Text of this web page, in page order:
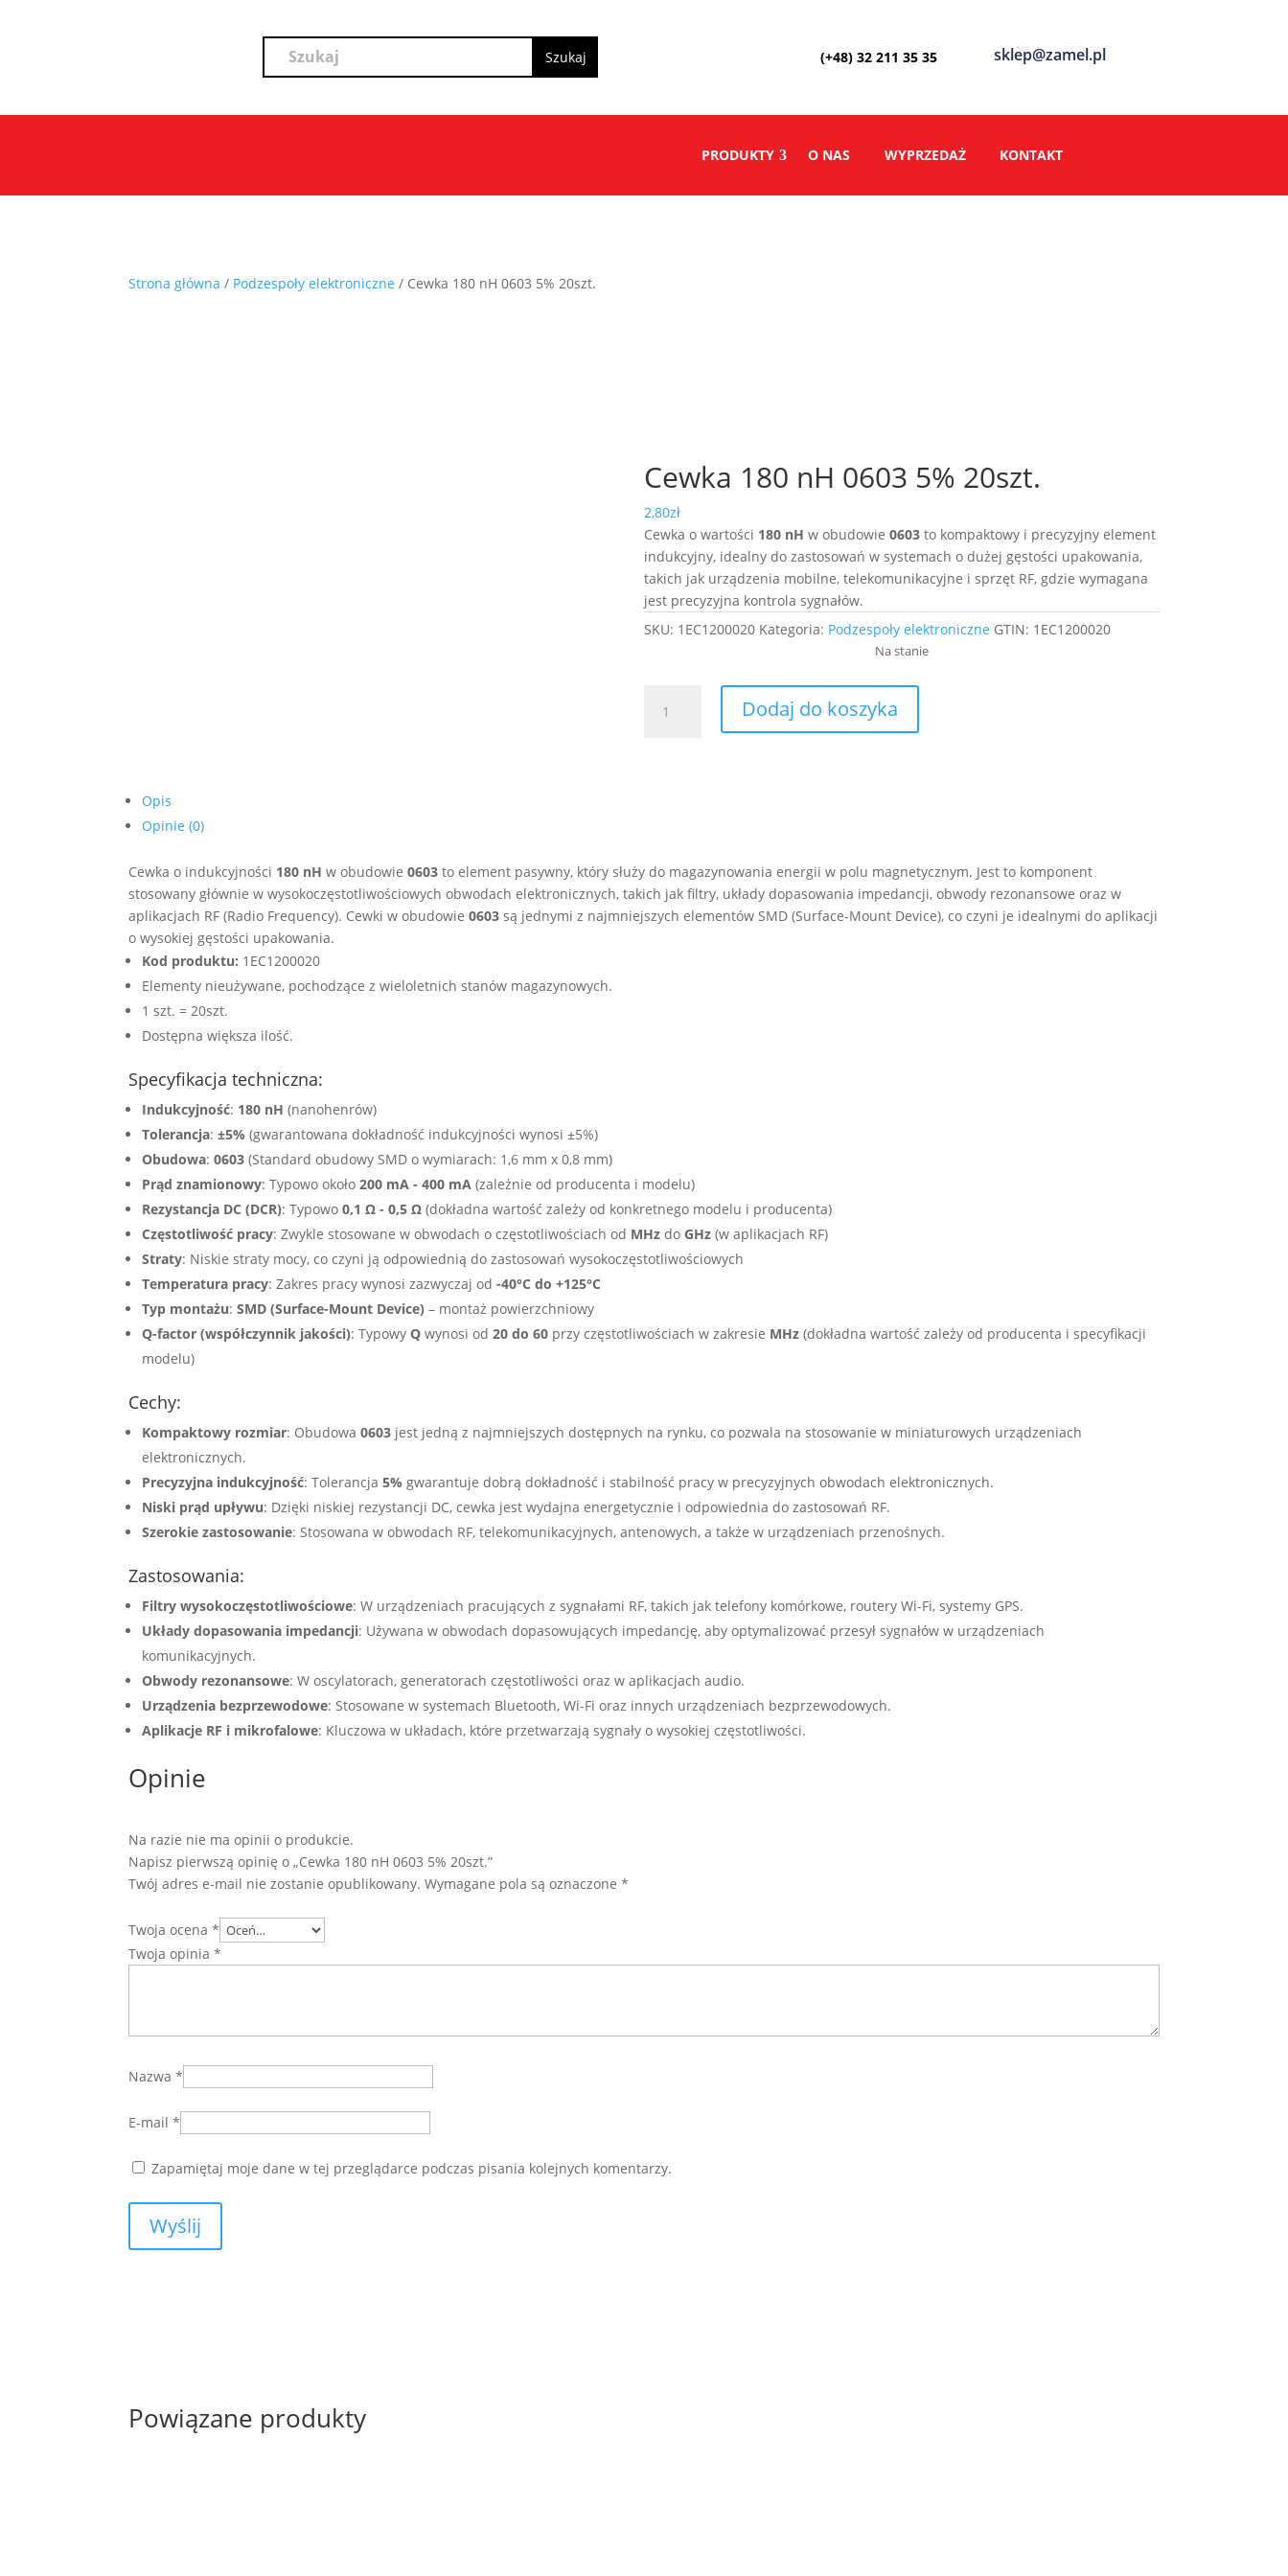
(+48) 32 211 35 35 sklep@zamel.pl
PRODUKTY O NAS WYPRZEDAŻ KONTAKT
Strona główna / Podzespoły elektroniczne / Cewka 180 nH 0603 5% 20szt.
Cewka 180 nH 0603 5% 20szt.
2,80zł
Cewka o wartości 180 nH w obudowie 0603 to kompaktowy i precyzyjny element
indukcyjny, idealny do zastosowań w systemach o dużej gęstości upakowania,
takich jak urządzenia mobilne, telekomunikacyjne i sprzęt RF, gdzie wymagana
jest precyzyjna kontrola sygnałów.
SKU: 1EC1200020 Kategoria: Podzespoły elektroniczne GTIN: 1EC1200020
Na stanie
Cewka
Dodaj do koszyka
Opis
Opinie (0)
Cewka o indukcyjności 180 nH w obudowie0603 to element pasywny, który służy do magazynowania energii w polu magnetycznym. Jest to komponent
stosowany głównie w wysokoczęstotliwościowych obwodach elektronicznych, takich jak filtry, układy dopasowania impedancji, obwody rezonansowe oraz w
aplikacjach RF (Radio Frequency). Cewki w obudowie0603 są jednymi z najmniejszych elementów SMD (Surface-Mount Device), co czyni je idealnymi do aplikacji
o wysokiej gęstości upakowania.
Kod produktu: 1EC1200020
Elementy nieużywane, pochodzące z wieloletnich stanów magazynowych.
1 szt. = 20szt.
Dostępna większa ilość.
Specyfikacja techniczna:
Indukcyjność: 180 nH (nanohenrów)
Tolerancja:±5% (gwarantowana dokładność indukcyjności wynosi ±5%)
Obudowa:0603 (Standard obudowy SMD o wymiarach: 1,6 mm x 0,8 mm)
Prąd znamionowy: Typowo około200 mA - 400 mA (zależnie od producenta i modelu)
Rezystancja DC (DCR): Typowo0,1 Ω - 0,5 Ω (dokładna wartość zależy od konkretnego modelu i producenta)
Częstotliwość pracy: Zwykle stosowane w obwodach o częstotliwościach od MHz doGHz (w aplikacjach RF)
Straty: Niskie straty mocy, co czyni ją odpowiednią do zastosowań wysokoczęstotliwościowych
Temperatura pracy: Zakres pracy wynosi zazwyczaj od-40°C do +125°C
Typ montażu:SMD (Surface-Mount Device) – montaż powierzchniowy
Q-factor (współczynnik jakości): TypowyQ wynosi od20 do 60 przy częstotliwościach w zakresie MHz (dokładna wartość zależy od producenta i specyfikacji
modelu)
Cechy:
Kompaktowy rozmiar: Obudowa0603 jest jedną z najmniejszych dostępnych na rynku, co pozwala na stosowanie w miniaturowych urządzeniach
elektronicznych.
Precyzyjna indukcyjność: Tolerancja5% gwarantuje dobrą dokładność i stabilność pracy w precyzyjnych obwodach elektronicznych.
Niski prąd upływu: Dzięki niskiej rezystancji DC, cewka jest wydajna energetycznie i odpowiednia do zastosowań RF.
Szerokie zastosowanie: Stosowana w obwodach RF, telekomunikacyjnych, antenowych, a także w urządzeniach przenośnych.
Zastosowania:
Filtry wysokoczęstotliwościowe: W urządzeniach pracujących z sygnałami RF, takich jak telefony komórkowe, routery Wi-Fi, systemy GPS.
Układy dopasowania impedancji: Używana w obwodach dopasowujących impedancję, aby optymalizować przesył sygnałów w urządzeniach
komunikacyjnych.
Obwody rezonansowe: W oscylatorach, generatorach częstotliwości oraz w aplikacjach audio.
Urządzenia bezprzewodowe: Stosowane w systemach Bluetooth, Wi-Fi oraz innych urządzeniach bezprzewodowych.
Aplikacje RF i mikrofalowe: Kluczowa w układach, które przetwarzają sygnały o wysokiej częstotliwości.
Opinie
Na razie nie ma opinii o produkcie.
Napisz pierwszą opinię o „Cewka 180 nH 0603 5% 20szt.”
Twój adres e-mail nie zostanie opublikowany. Wymagane pola są oznaczone*
Twoja ocena*
Twoja opinia*
Nazwa*
E-mail*
Zapamiętaj moje dane w tej przeglądarce podczas pisania kolejnych komentarzy.
Powiązane produkty